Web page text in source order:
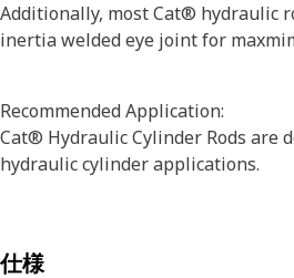
Additionally, most Cat® hydraulic
inertia welded eye joint for
Recommended Application:
Cat® Hydraulic Cylinder Rods are
hydraulic cylinder applications.
仕様